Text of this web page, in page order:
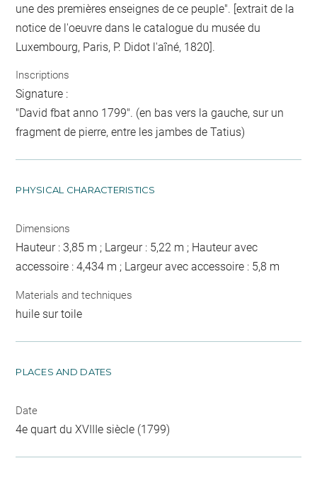
une des premières enseignes de ce peuple". [extrait de la
notice de l'oeuvre dans le catalogue du musée du
Luxembourg, Paris, P. Didot l'aîné, 1820].
Inscriptions
Signature :
"David fbat anno 1799". (en bas vers la gauche, sur un
fragment de pierre, entre les jambes de Tatius)
PHYSICAL CHARACTERISTICS
Dimensions
Hauteur : 3,85 m ; Largeur : 5,22 m ; Hauteur avec
accessoire : 4,434 m ; Largeur avec accessoire : 5,8 m
Materials and techniques
huile sur toile
PLACES AND DATES
Date
4e quart du XVIIIe siècle (1799)